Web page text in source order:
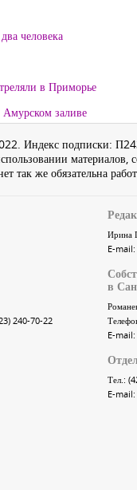
человека
в Приморье
заливе
Индекс подписки:
материалов,
так же обязательна
240-70-22
Ирина
E-mail:
в
E-mail:
Тел.:
E-mail: